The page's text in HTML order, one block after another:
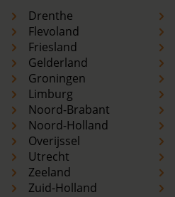
Drenthe
Flevoland
Friesland
Gelderland
Groningen
Limburg
Noord-Brabant
Noord-Holland
Overijssel
Utrecht
Zeeland
Zuid-Holland